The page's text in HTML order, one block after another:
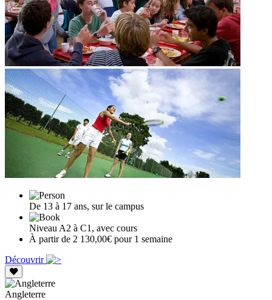
De 13 à 17 ans, sur le campus
Niveau A2 à C1, avec cours
À partir de 2 130,00€ pour 1 semaine
Découvrir
Angleterre